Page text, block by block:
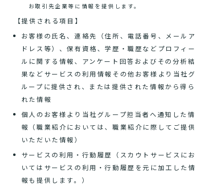
お取引先企業等に情報を提供します。
【提供される項目】
お客様の氏名、連絡先（住所、電話番号、メールア
ドレス等）、保有資格、学歴・職歴などプロフィー
ルに関する情報、アンケート回答およびその分析結
果などサービスの利用情報その他お客様より当社グ
ループに提供され、または提供された情報から得ら
れた情報
個人のお客様より当社グループ担当者へ通知した情
報（職業紹介においては、職業紹介に際してご提供
いただいた情報）
サービスの利用・行動履歴（スカウトサービスにお
いてはサービスの利用・行動履歴を元に加工した情
報も提供します。）